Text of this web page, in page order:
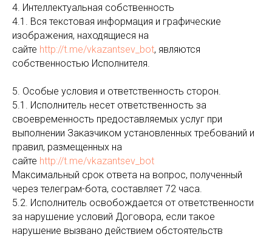
4. Интеллектуальная собственность
4.1. Вся текстовая информация и графические
изображения, находящиеся на
сайте http://t.me/vkazantsev_bot, являются
собственностью Исполнителя.
5. Особые условия и ответственность сторон.
5.1. Исполнитель несет ответственность за
своевременность предоставляемых услуг при
выполнении Заказчиком установленных требований и
правил, размещенных на
сайте http://t.me/vkazantsev_bot
Максимальный срок ответа на вопрос, полученный
через телеграм-бота, составляет 72 часа.
5.2. Исполнитель освобождается от ответственности
за нарушение условий Договора, если такое
нарушение вызвано действием обстоятельств